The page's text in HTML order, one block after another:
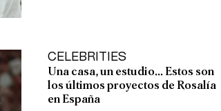
CELEBRITIES
Una casa, un estudio... Estos son
los últimos proyectos de Rosalía
en España